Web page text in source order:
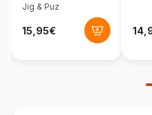
pièces
Jig & Puz